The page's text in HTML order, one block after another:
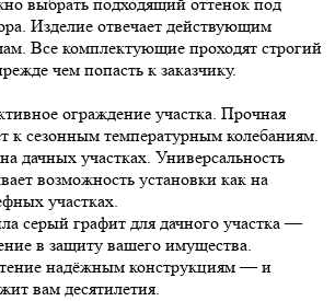
Изделие отвечает действующим
Все комплектующие проходят строгий
чем попасть к заказчику.
ограждение участка. Прочная
к сезонным температурным колебаниям.
дачных участках. Универсальность
возможность установки как на
участках.
серый графит для дачного участка —
в защиту вашего имущества.
надёжным конструкциям — и
вам десятилетия.